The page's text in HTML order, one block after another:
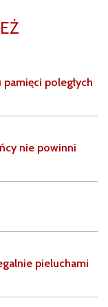
poległych
nie powinni
pieluchami